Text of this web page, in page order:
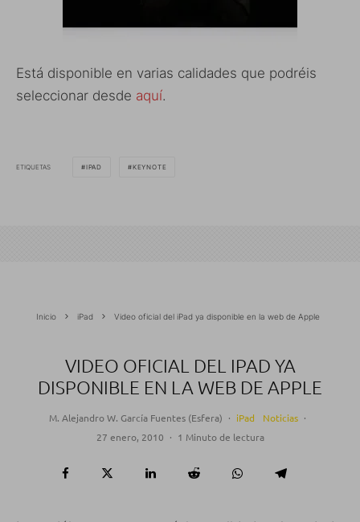
Está disponible en varias calidades que podréis
seleccionar desde aquí.
ETIQUETAS IPAD KEYNOTE
Inicio iPad Video oficial del iPad ya disponible en la web de Apple
VIDEO OFICIAL DEL IPAD YA
DISPONIBLE EN LA WEB DE APPLE
M. Alejandro W. García Fuentes (Esfera) · iPad Noticias ·
27 enero, 2010 · 1 Minuto de lectura